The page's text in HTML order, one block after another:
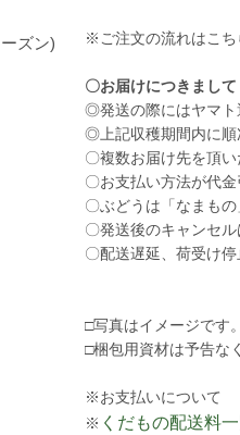
※ご注文の流れはこ
〇お届けにつきまして
◎発送の際にはヤマト
◎上記収穫期間内に順
〇複数お届け先を頂
〇お支払い方法が代
〇ぶどうは「なまも
〇発送後のキャンセル
〇配送遅延、荷受け
□写真はイメージです。
□梱包用資材は予告な
※お支払いについて
※ くだもの配送料
ズン)